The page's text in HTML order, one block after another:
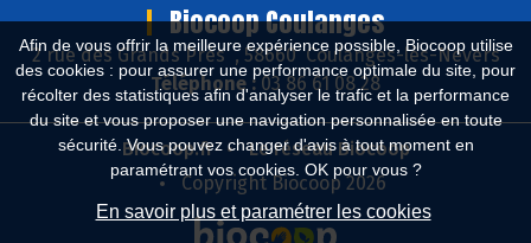
Afin de vous offrir la meilleure expérience possible, Biocoop utilise
des cookies : pour assurer une performance optimale du site, pour
récolter des statistiques afin d'analyser le trafic et la performance
du site et vous proposer une navigation personnalisée en toute
sécurité. Vous pouvez changer d'avis à tout moment en
paramétrant vos cookies. OK pour vous ?
En savoir plus et paramétrer les cookies
Biocoop Coulanges
2 rue des Grands Près , 58660 Coulanges-lès-Nevers
Téléphone :03 86 61 08 28
Biocoop.fr
Le réseau Biocoop
Copyright Biocoop 2026